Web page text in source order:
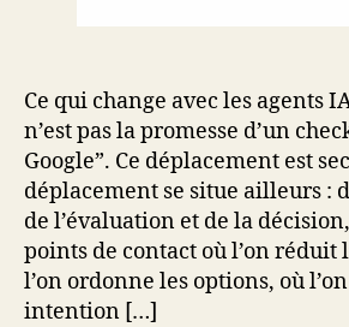
Ce qui change avec les agents
n’est pas la promesse d’un
Google”. Ce déplacement est
déplacement se situe ailleurs :
de l’évaluation et de la
points de contact où l’on réduit
l’on ordonne les options, où
intention […]